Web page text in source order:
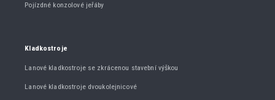
Pojízdné konzolové jeřáby
Kladkostroje
Lanové kladkostroje se zkrácenou stavební výškou
Lanové kladkostroje dvoukolejnicové